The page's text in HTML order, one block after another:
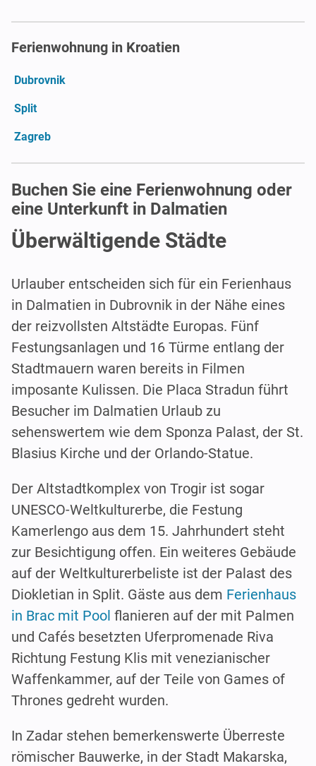
Ferienwohnung in Kroatien
Dubrovnik
Split
Zagreb
Buchen Sie eine Ferienwohnung oder
eine Unterkunft in Dalmatien
Überwältigende Städte
Urlauber entscheiden sich für ein Ferienhaus
in Dalmatien in Dubrovnik in der Nähe eines
der reizvollsten Altstädte Europas. Fünf
Festungsanlagen und 16 Türme entlang der
Stadtmauern waren bereits in Filmen
imposante Kulissen. Die Placa Stradun führt
Besucher im Dalmatien Urlaub zu
sehenswertem wie dem Sponza Palast, der St.
Blasius Kirche und der Orlando-Statue.
Der Altstadtkomplex von Trogir ist sogar
UNESCO-Weltkulturerbe, die Festung
Kamerlengo aus dem 15. Jahrhundert steht
zur Besichtigung offen. Ein weiteres Gebäude
auf der Weltkulturerbeliste ist der Palast des
Diokletian in Split. Gäste aus dem Ferienhaus
in Brac mit Pool flanieren auf der mit Palmen
und Cafés besetzten Uferpromenade Riva
Richtung Festung Klis mit venezianischer
Waffenkammer, auf der Teile von Games of
Thrones gedreht wurden.
In Zadar stehen bemerkenswerte Überreste
römischer Bauwerke, in der Stadt Makarska,